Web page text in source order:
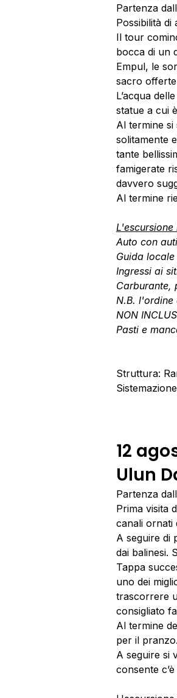
Partenza
Possibilità
Il tour
bocca di un
Empul, le
sacro
L’acqua
statue a cui
Al termine
solitamente
tante
famigerate
davvero
Al termine
L'escursione
Auto con
Guida
Ingressi ai
Carburante,
N.B. l'ordine
NON
Pasti e
Struttura:
12
Ulun
Partenza
Prima visita
canali ornati
A seguire di
dai balinesi.
Tappa
uno dei
trascorrere
consigliato
Al termine
per il pranzo.
A seguire si
consente